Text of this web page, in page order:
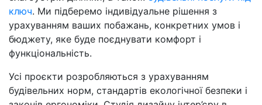
ключ. Ми підберемо індивідуальне рішення з
урахуванням ваших побажань, конкретних умов і
бюджету, яке буде поєднувати комфорт і
функціональність.
Усі проєкти розробляються з урахуванням
будівельних норм, стандартів екологічної безпеки і